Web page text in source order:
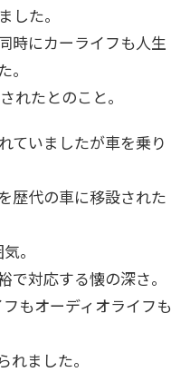
した。
時にカーライフも人生
れたとのこと。
ていましたが車を乗り
歴代の車に移設された
。
で対応する懐の深さ。
もオーディオライフも
ました。